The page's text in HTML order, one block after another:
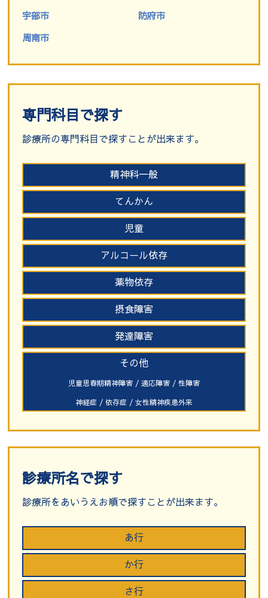
宇部市
防府市
周南市
専門科目で探す
診療所の専門科目で探すことが出来ます。
精神科一般
てんかん
児童
アルコール依存
薬物依存
摂食障害
発達障害
その他
児童思春期精神障害 / 適応障害 / 性障害
神経症 / 依存症 / 女性精神疾患外来
診療所名で探す
診療所をあいうえお順で探すことが出来ます。
あ行
か行
さ行